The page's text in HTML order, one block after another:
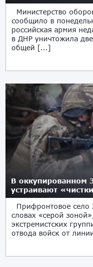
Министерство
сообщило в
российская армия
в ДНР уничтожила
общей [...]
В оккупированном
устраивают
Прифронтовое село
словах «серой
экстремистских
отвода войск от